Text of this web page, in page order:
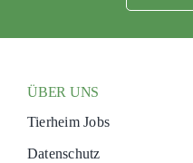
ÜBER UNS
Tierheim Jobs
Datenschutz